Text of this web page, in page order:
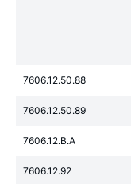
7606.12.50.88
7606.12.50.89
7606.12.B.A
7606.12.92